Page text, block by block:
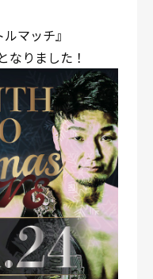
7222
日・祝 14:00〜19:00
マッチ』
なりました！